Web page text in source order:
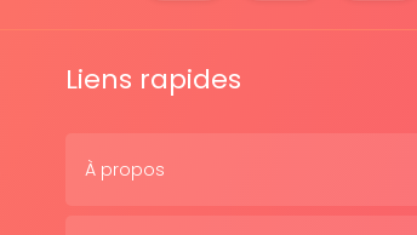
Liens rapides
À propos